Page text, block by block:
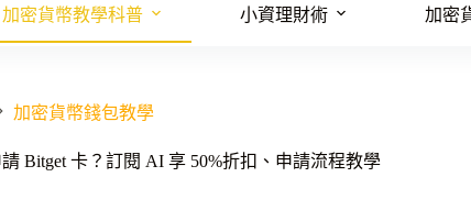
加密貨幣教學科普
小資理財術 加密
加密貨幣錢包教學
Bitget 卡？訂閱 AI 享 50%折扣、申請流程教學